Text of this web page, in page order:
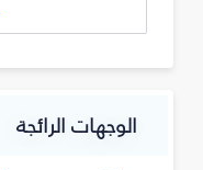
الوجهات الرائجة